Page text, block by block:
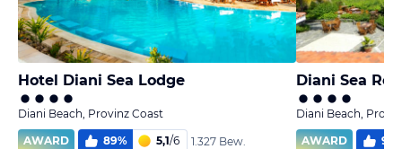
Hotel Diani Sea Lodge
Diani Beach, Provinz Coast
AWARD
89% 5,1/6
1.327 Bew.
Diani Sea
Diani Beach,
AWARD
91